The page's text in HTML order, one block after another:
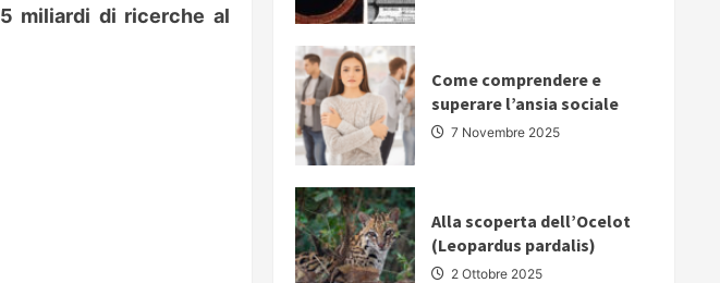
5 miliardi di ricerche al
Come comprendere e
superare l’ansia sociale
7 Novembre 2025
Alla scoperta dell’Ocelot
(Leopardus pardalis)
2 Ottobre 2025